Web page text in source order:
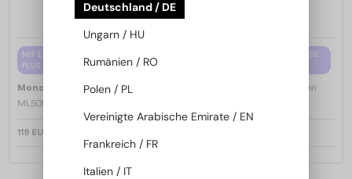
MIT EINER EINSTÄRKENGLASLINSE
PLUS 65 EUR
Moncler
Brillenfassungen
ML5081 - 001 - 56
119 EUR
MIT EINER EINSTÄRKENGLASLINSE
Brillenfassungen
Deutschland / DE
Ungarn / HU
Rumänien / RO
Polen / PL
Vereinigte Arabische Emirate / EN
Frankreich / FR
Italien / IT